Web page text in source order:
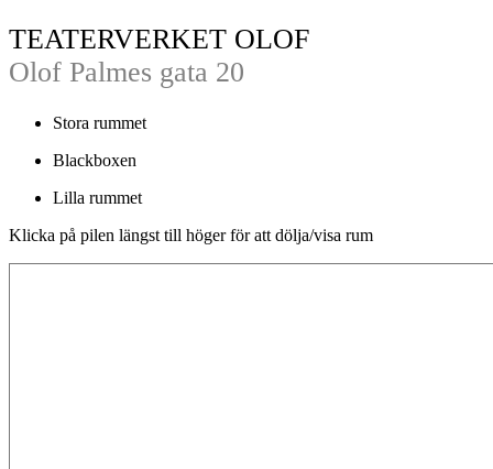
TEATERVERKET OLOF
Olof Palmes gata 20
Stora rummet
Blackboxen
Lilla rummet
Klicka på pilen längst till höger för att dölja/visa rum